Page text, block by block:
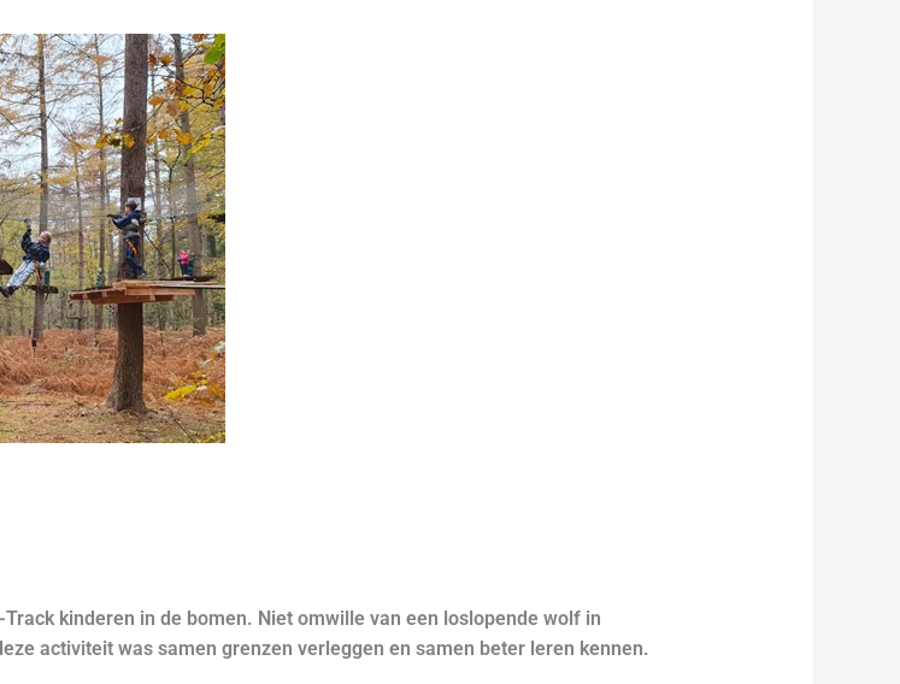
kinderen in de bomen. Niet omwille van een loslopende wolf in
activiteit was samen grenzen verleggen en samen beter leren kennen.